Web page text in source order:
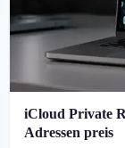
iCloud Private
Adressen preis